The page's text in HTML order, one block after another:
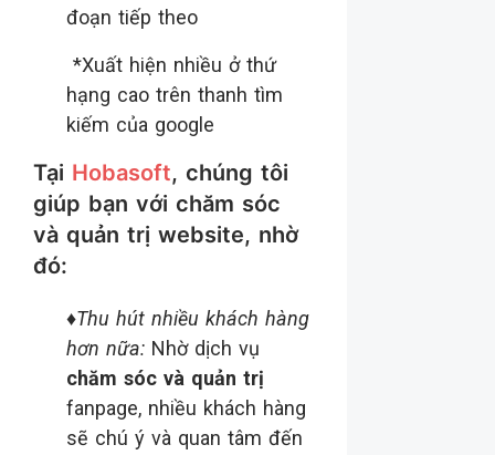
đoạn tiếp theo
*Xuất hiện nhiều ở thứ
hạng cao trên thanh tìm
kiếm của google
Tại Hobasoft, chúng tôi
giúp bạn với chăm sóc
và quản trị website, nhờ
đó:
♦Thu hút nhiều khách hàng
hơn nữa: Nhờ dịch vụ
chăm sóc và quản trị
fanpage, nhiều khách hàng
sẽ chú ý và quan tâm đến